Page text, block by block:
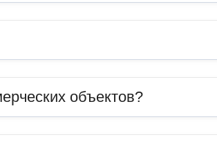
объектов?